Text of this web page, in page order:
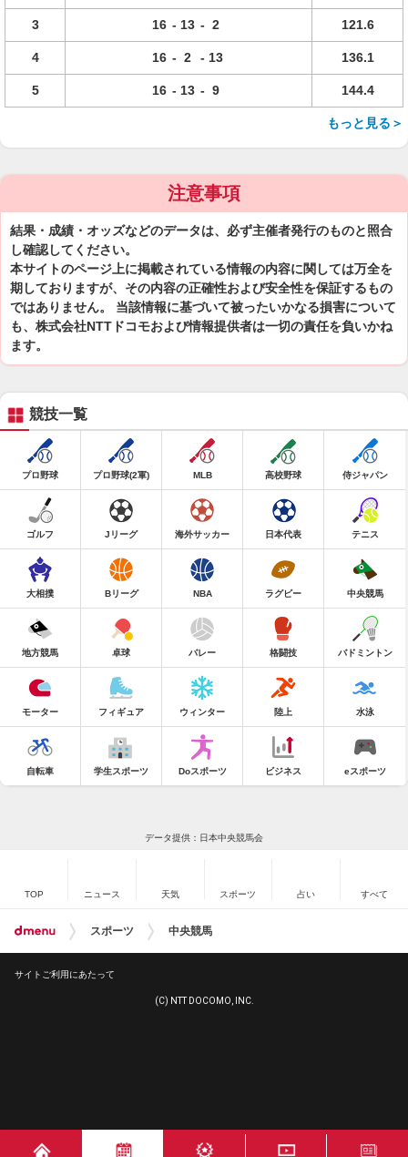
3 16 - 13 - 2 121.6
4 16 - 2 - 13 136.1
5 16 - 13 - 9 144.4
もっと見る＞
注意事項
結果・成績・オッズなどのデータは、必ず主催者発行のものと照合
し確認してください。
本サイトのページ上に掲載されている情報の内容に関しては万全を
期しておりますが、その内容の正確性および安全性を保証するもの
ではありません。 当該情報に基づいて被ったいかなる損害について
も、株式会社NTTドコモおよび情報提供者は一切の責任を負いかね
ます。
競技一覧
プロ野球 プロ野球(2軍) MLB 高校野球 侍ジャパン
ゴルフ Jリーグ 海外サッカー 日本代表 テニス
大相撲 Bリーグ NBA ラグビー 中央競馬
地方競馬 卓球 バレー 格闘技 バドミントン
モーター フィギュア ウィンター 陸上 水泳
自転車 学生スポーツ Doスポーツ ビジネス eスポーツ
データ提供：日本中央競馬会
TOP ニュース 天気 スポーツ 占い すべて
スポーツ 中央競馬
サイトご利用にあたって
(C) NTT DOCOMO, INC.